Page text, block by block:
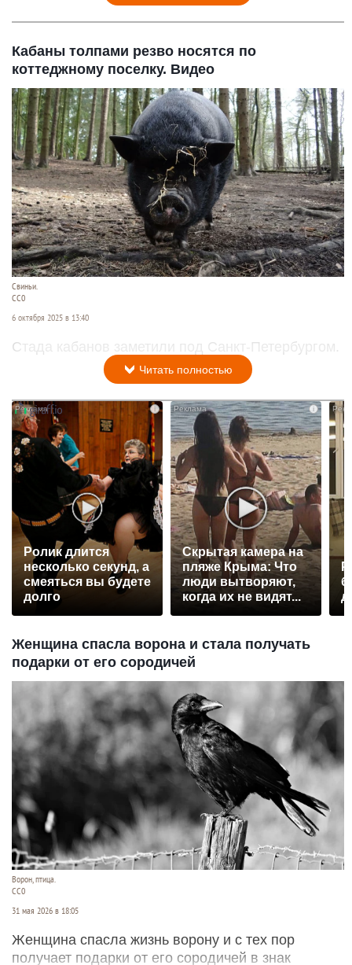
Кабаны толпами резво носятся по
коттеджному поселку. Видео
Свиньи.
СС0
6 октября 2025 в 13:40
Стада кабанов заметили под Санкт-Петербургом.
Читать полностью
Ролик длится
несколько секунд, а
смеяться вы будете
долго
i
Скрытая камера на
пляже Крыма: Что
люди вытворяют,
когда их не видят...
Женщина спасла ворона и стала получать
подарки от его сородичей
Ворон, птица.
СС0
31 мая 2026 в 18:05
Женщина спасла жизнь ворону и с тех пор
получает подарки от его сородичей в знак